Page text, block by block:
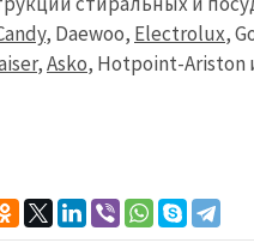
, Daewoo, Electrolux,
,Asko, Hotpoint-Ariston